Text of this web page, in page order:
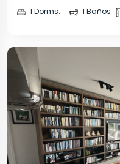
1 Dorms. 1 Baños